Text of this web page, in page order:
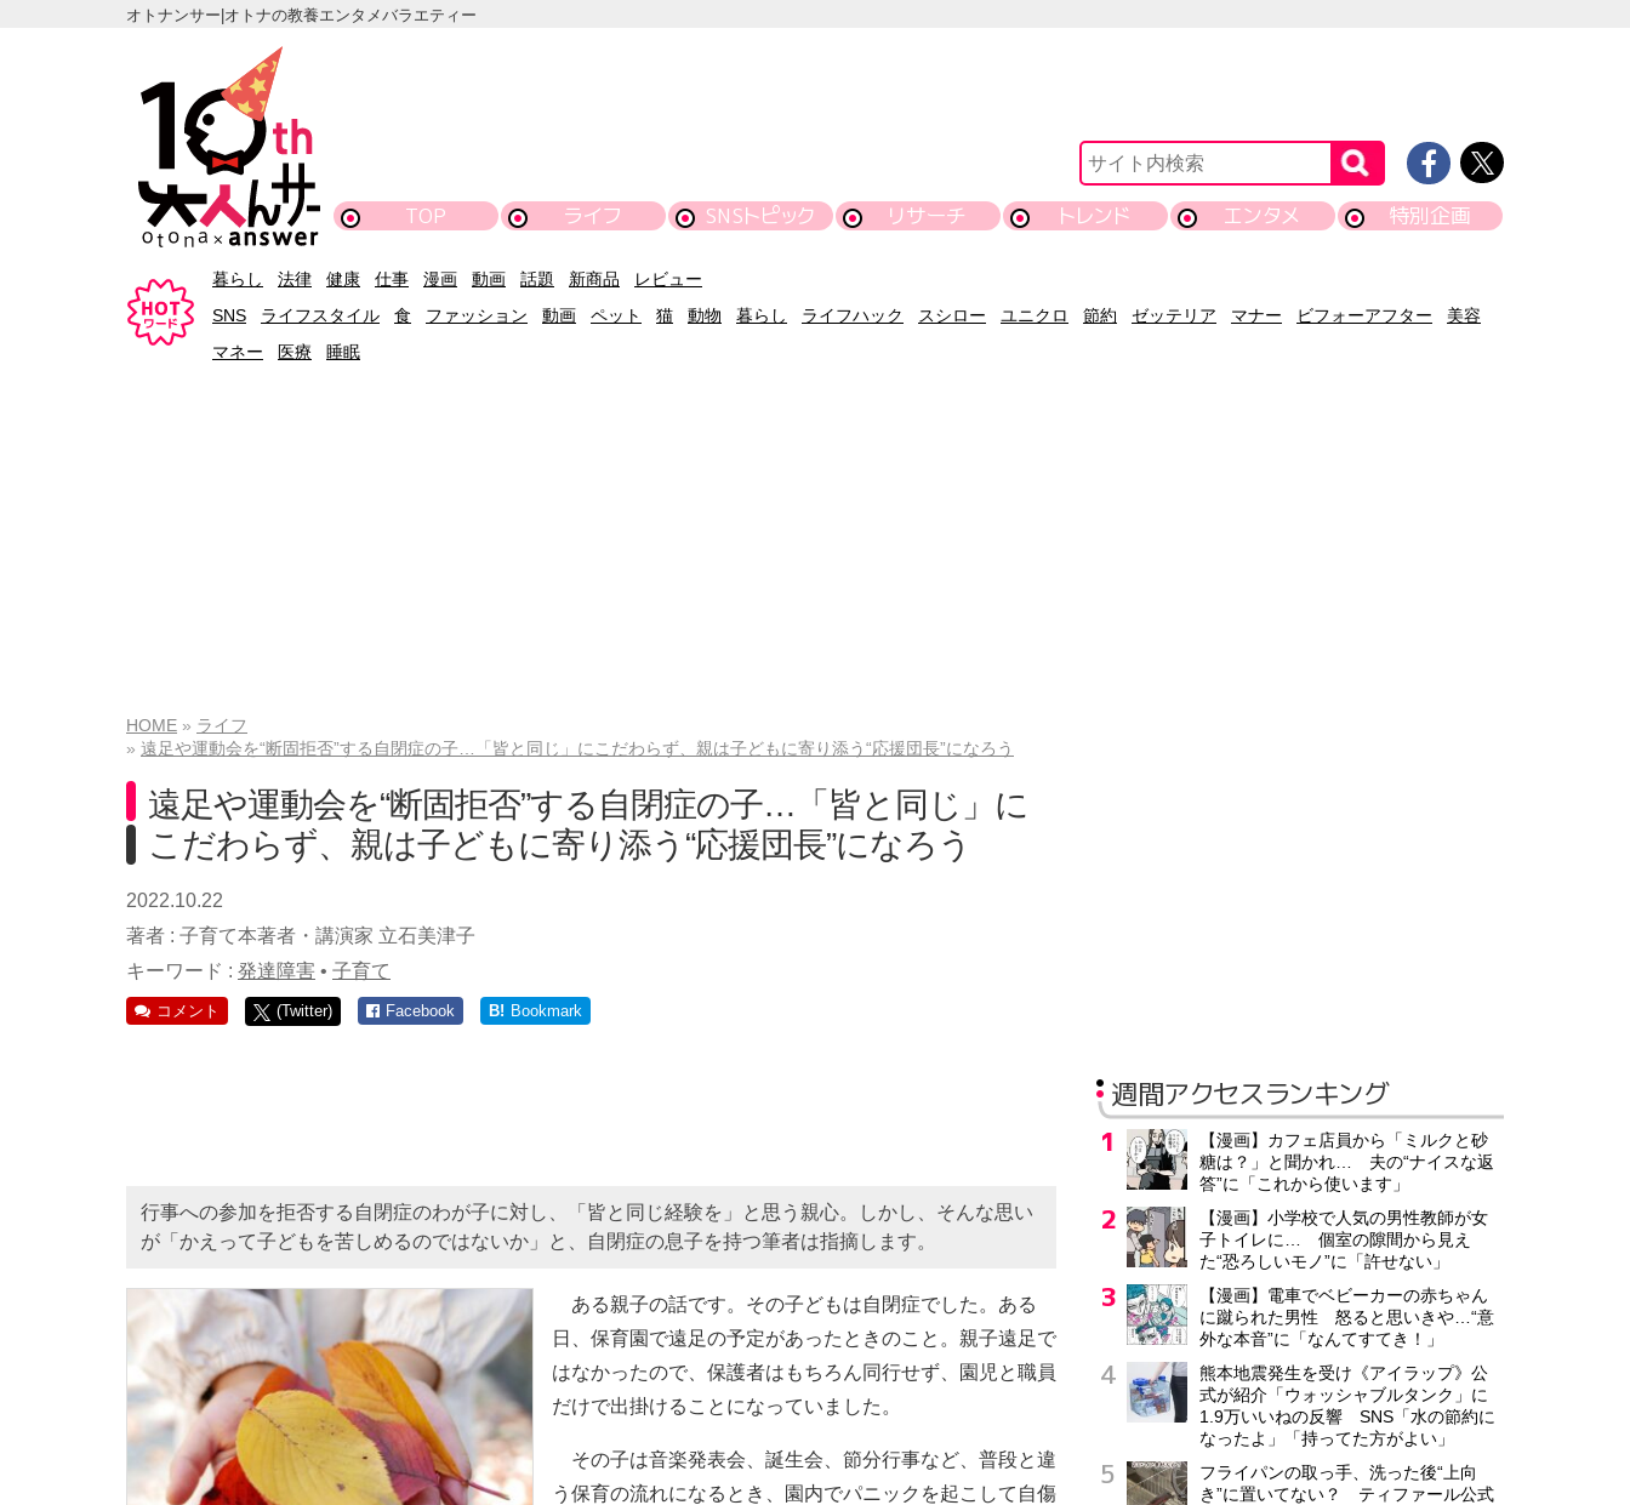
オトナンサー|オトナの教養エンタメバラエティー
TOP ライフ SNSトピック リサーチ トレンド エンタメ 特別企画
暮らし 法律 健康 仕事 漫画 動画 話題 新商品
レビュー
SNS
ライフスタイル 食 ファッション 動画 ペット 猫 動物 暮らし ライフハック スシロー ユニクロ 節約 ゼッテリア マナー ビフォーアフター
美容
マネー
医療 睡眠
HOME
ライフ
遠足や運動会を“断固拒否”する自閉症の子…「皆と同じ」にこだわらず、親は子どもに寄り添う“応援団長”になろう
遠足や運動会を“断固拒否”する自閉症の子…「皆と同じ」に
こだわらず、親は子どもに寄り添う“応援団長”になろう
2022.10.22
著者 : 子育て本著者・講演家 立石美津子
キーワード : 発達障害 • 子育て
コメント (Twitter) Facebook B! Bookmark
行事への参加を拒否する自閉症のわが子に対し、「皆と同じ経験を」と思う親心。しかし、そんな思い
が「かえって子どもを苦しめるのではないか」と、自閉症の息子を持つ筆者は指摘します。
ある親子の話です。その子どもは自閉症でした。ある
日、保育園で遠足の予定があったときのこと。親子遠足で
はなかったので、保護者はもちろん同行せず、園児と職員
だけで出掛けることになっていました。
その子は音楽発表会、誕生会、節分行事など、普段と違
う保育の流れになるとき、園内でパニックを起こして自傷
週間アクセスランキング
【漫画】カフェ店員から「ミルクと砂
糖は？」と聞かれ… 夫の“ナイスな返
答”に「これから使います」
【漫画】小学校で人気の男性教師が女
子トイレに… 個室の隙間から見え
た“恐ろしいモノ”に「許せない」
【漫画】電車でベビーカーの赤ちゃん
に蹴られた男性 怒ると思いきや…“意
外な本音”に「なんてすてき！」
熊本地震発生を受け《アイラップ》公
式が紹介「ウォッシャブルタンク」に
1.9万いいねの反響 SNS「水の節約に
なったよ」「持ってた方がよい」
フライパンの取っ手、洗った後“上向
き”に置いてない？ ティファール公式